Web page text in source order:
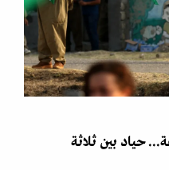
حياد بين ثلاثة